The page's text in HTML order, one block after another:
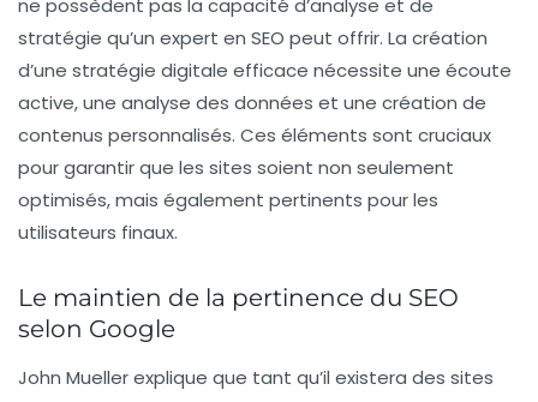
ne possèdent pas la capacité d’analyse et de
stratégie qu’un expert en SEO peut offrir. La création
d’une stratégie digitale efficace nécessite une écoute
active, une analyse des données et une création de
contenus personnalisés. Ces éléments sont cruciaux
pour garantir que les sites soient non seulement
optimisés, mais également pertinents pour les
utilisateurs finaux.
Le maintien de la pertinence du SEO
selon Google
John Mueller explique que tant qu’il existera des sites